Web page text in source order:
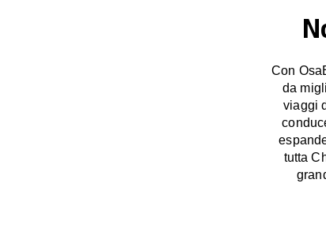
Con
da
viaggi
tutta